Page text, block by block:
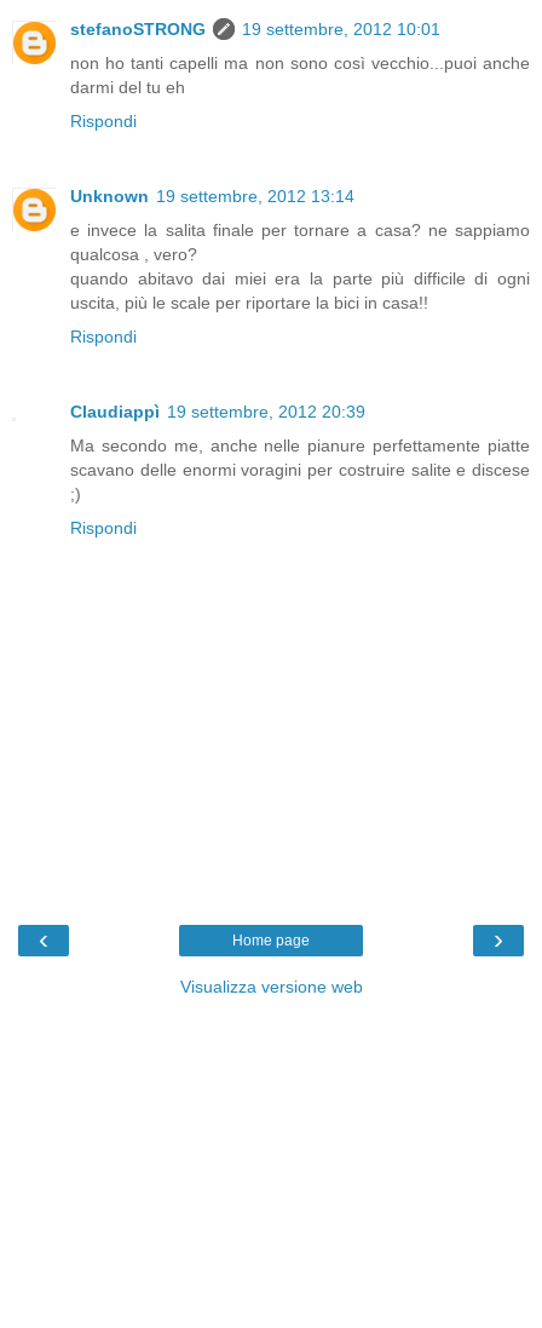
stefanoSTRONG
19 settembre, 2012 10:01
non ho tanti capelli ma non sono così vecchio...puoi anche
darmi del tu eh
Rispondi
Unknown 19 settembre, 2012 13:14
e invece la salita finale per tornare a casa? ne sappiamo
qualcosa , vero?
quando abitavo dai miei era la parte più difficile di ogni
uscita, più le scale per riportare la bici in casa!!
Rispondi
Claudiappì 19 settembre, 2012 20:39
Ma secondo me, anche nelle pianure perfettamente piatte
scavano delle enormi voragini per costruire salite e discese
;)
Rispondi
‹ ›
Home page
Visualizza versione web